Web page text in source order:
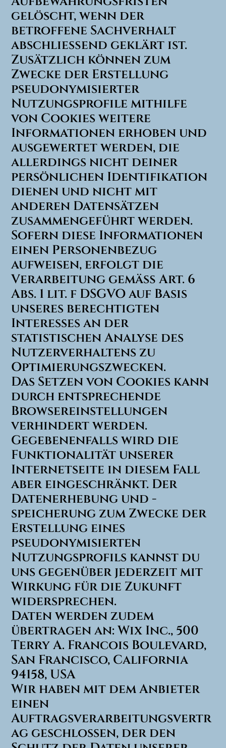
gelöscht, wenn der
betroffene Sachverhalt
abschließend geklärt ist.
Zusätzlich können zum
Zwecke der Erstellung
pseudonymisierter
Nutzungsprofile mithilfe
von Cookies weitere
Informationen erhoben und
ausgewertet werden, die
allerdings nicht deiner
persönlichen Identifikation
dienen und nicht mit
anderen Datensätzen
zusammengeführt werden.
Sofern diese Informationen
einen Personenbezug
aufweisen, erfolgt die
Verarbeitung gemäß Art. 6
Abs. 1 lit. f DSGVO auf Basis
unseres berechtigten
Interesses an der
statistischen Analyse des
Nutzerverhaltens zu
Optimierungszwecken.
Das Setzen von Cookies kann
durch entsprechende
Browsereinstellungen
verhindert werden.
Gegebenenfalls wird die
Funktionalität unserer
Internetseite in diesem Fall
aber eingeschränkt. Der
Datenerhebung und -
speicherung zum Zwecke der
Erstellung eines
pseudonymisierten
Nutzungsprofils kannst du
uns gegenüber jederzeit mit
Wirkung für die Zukunft
widersprechen.
Daten werden zudem
übertragen an: Wix Inc., 500
Terry A. Francois Boulevard,
San Francisco, California
94158, USA
Wir haben mit dem Anbieter
einen
Auftragsverarbeitungsvertr
ag geschlossen, der den